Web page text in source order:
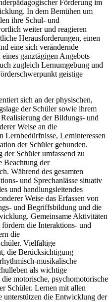
Förderung im
In dem Bemühen um
ihre Schul- und
weiter und reagieren
Herausforderungen, einen
eine sich verändernde
ganztägigen Angebots
zugleich Lernumgebung und
geistige
sich an der physischen,
der Schüler sowie ihrem
der Bildungs- und
Weise an die
Lerninteressen
der Schüler gebunden.
Schüler umfassend zu
Beachtung der
Während des gesamten
und Sprechanlässe situativ
und handlungsleitendes
Weise das Erfassen von
und Begriffsbildung und die
Gemeinsame Aktivitäten
die Interaktions- und
die
Vielfältige
die Berücksichtigung
musikalische
als wichtige
motorische, psychomotorische
Schüler. Lernen mit allen
unterstützen die Entwicklung der